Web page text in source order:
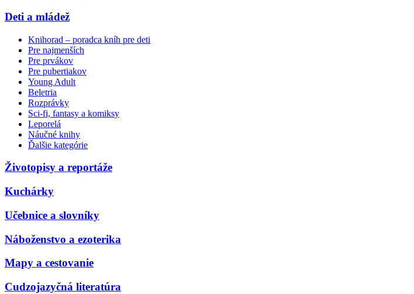
Deti a mládež
Knihorad – poradca kníh pre deti
Pre najmenších
Pre prvákov
Pre pubertiakov
Young Adult
Beletria
Rozprávky
Sci-fi, fantasy a komiksy
Leporelá
Náučné knihy
Ďalšie kategórie
Životopisy a reportáže
Kuchárky
Učebnice a slovníky
Náboženstvo a ezoterika
Mapy a cestovanie
Cudzojazyčná literatúra